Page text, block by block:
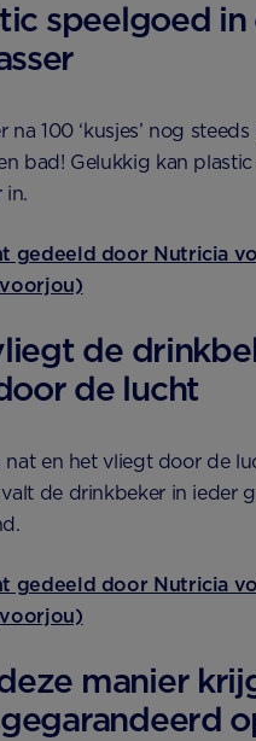
speelgoed in
na 100 ‘kusjes’ nog
bad! Gelukkig kan
in.
gedeeld door Nutricia
de
de lucht
nat en het vliegt door de
de drinkbeker in ieder
gedeeld door Nutricia
manier